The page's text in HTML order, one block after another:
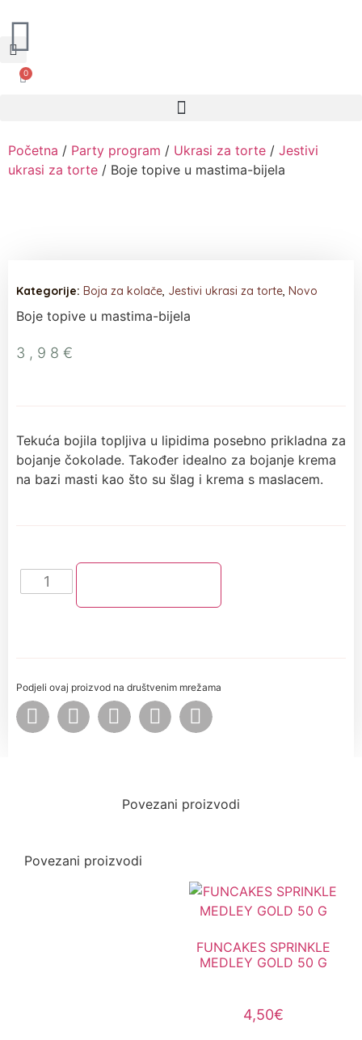
0
Početna / Party program / Ukrasi za torte / Jestivi
ukrasi za torte / Boje topive u mastima-bijela
Kategorije: Boja za kolače, Jestivi ukrasi za torte, Novo
Boje topive u mastima-bijela
3,98 €
Tekuća bojila topljiva u lipidima posebno prikladna za
bojanje čokolade. Također idealno za bojanje krema
na bazi masti kao što su šlag i krema s maslacem.
Podjeli ovaj proizvod na društvenim mrežama
Povezani proizvodi
Povezani proizvodi
FUNCAKES SPRINKLE
MEDLEY GOLD 50 G
4,50€